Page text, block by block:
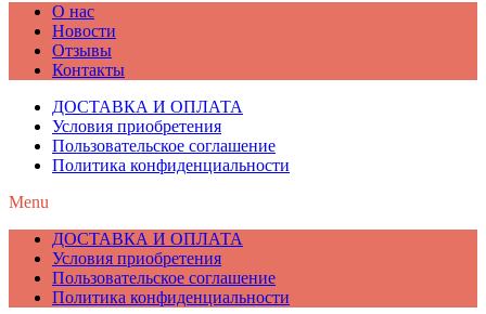
О нас
Новости
Отзывы
Контакты
ДОСТАВКА И ОПЛАТА
Условия приобретения
Пользовательское соглашение
Политика конфиденциальности
Menu
ДОСТАВКА И ОПЛАТА
Условия приобретения
Пользовательское соглашение
Политика конфиденциальности